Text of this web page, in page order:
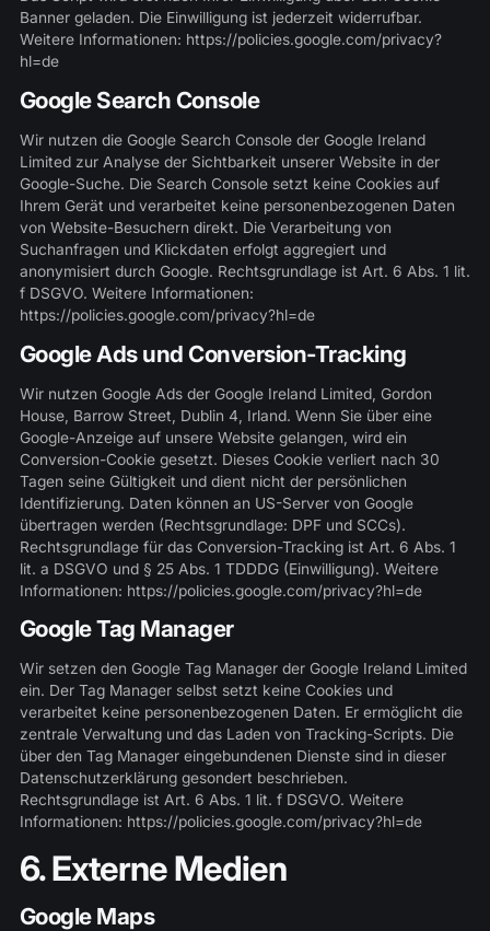
Banner geladen. Die Einwilligung ist jederzeit widerrufbar.
Weitere Informationen: https://policies.google.com/privacy?
hl=de
Google Search Console
Wir nutzen die Google Search Console der Google Ireland
Limited zur Analyse der Sichtbarkeit unserer Website in der
Google-Suche. Die Search Console setzt keine Cookies auf
Ihrem Gerät und verarbeitet keine personenbezogenen Daten
von Website-Besuchern direkt. Die Verarbeitung von
Suchanfragen und Klickdaten erfolgt aggregiert und
anonymisiert durch Google. Rechtsgrundlage ist Art. 6 Abs. 1 lit.
f DSGVO. Weitere Informationen:
https://policies.google.com/privacy?hl=de
Google Ads und Conversion-Tracking
Wir nutzen Google Ads der Google Ireland Limited, Gordon
House, Barrow Street, Dublin 4, Irland. Wenn Sie über eine
Google-Anzeige auf unsere Website gelangen, wird ein
Conversion-Cookie gesetzt. Dieses Cookie verliert nach 30
Tagen seine Gültigkeit und dient nicht der persönlichen
Identifizierung. Daten können an US-Server von Google
übertragen werden (Rechtsgrundlage: DPF und SCCs).
Rechtsgrundlage für das Conversion-Tracking ist Art. 6 Abs. 1
lit. a DSGVO und § 25 Abs. 1 TDDDG (Einwilligung). Weitere
Informationen: https://policies.google.com/privacy?hl=de
Google Tag Manager
Wir setzen den Google Tag Manager der Google Ireland Limited
ein. Der Tag Manager selbst setzt keine Cookies und
verarbeitet keine personenbezogenen Daten. Er ermöglicht die
zentrale Verwaltung und das Laden von Tracking-Scripts. Die
über den Tag Manager eingebundenen Dienste sind in dieser
Datenschutzerklärung gesondert beschrieben.
Rechtsgrundlage ist Art. 6 Abs. 1 lit. f DSGVO. Weitere
Informationen: https://policies.google.com/privacy?hl=de
6. Externe Medien
Google Maps